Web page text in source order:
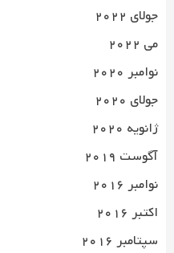
جولای 2022
می 2022
نوامبر 2020
جولای 2020
ژانویه 2020
آگوست 2019
نوامبر 2016
اکتبر 2016
سپتامبر 2016